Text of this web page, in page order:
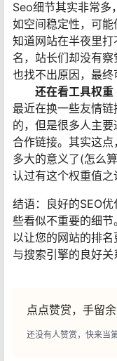
Seo细节其实非常多
如空间稳定性，可
知道网站在半夜里
名，站长们却没有
也找不出原因，最终
还在看工具权重
最近在换一些友情
的，但是很多人主
合作链接。其实这
多大的意义了(怎么
认过有这个权重值之
结语：良好的SEO
些看似不重要的细
以让您的网站的排名
与搜索引擎的良好关
点点赞赏，手留
还没有人赞赏，快来当